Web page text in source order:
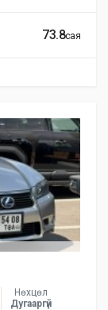
73.8сая
Нөхцөл
Дугааргүй